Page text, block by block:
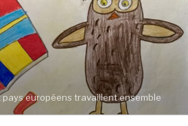
européens travaillent ensemble